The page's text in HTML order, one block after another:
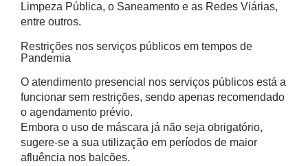
Limpeza Pública, o Saneamento e as Redes Viárias,
entre outros.
Restrições nos serviços públicos em tempos de
Pandemia
O atendimento presencial nos serviços públicos está a
funcionar sem restrições, sendo apenas recomendado
o agendamento prévio.
Embora o uso de máscara já não seja obrigatório,
sugere-se a sua utilização em períodos de maior
afluência nos balcões.